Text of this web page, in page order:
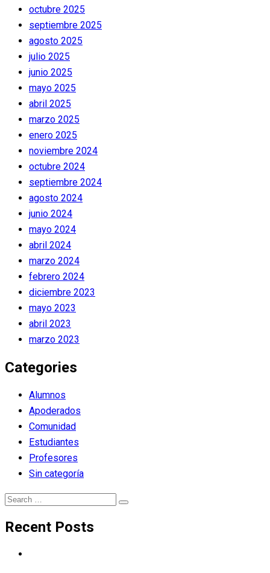
octubre 2025
septiembre 2025
agosto 2025
julio 2025
junio 2025
mayo 2025
abril 2025
marzo 2025
enero 2025
noviembre 2024
octubre 2024
septiembre 2024
agosto 2024
junio 2024
mayo 2024
abril 2024
marzo 2024
febrero 2024
diciembre 2023
mayo 2023
abril 2023
marzo 2023
Categories
Alumnos
Apoderados
Comunidad
Estudiantes
Profesores
Sin categoría
Search
Search
Recent Posts